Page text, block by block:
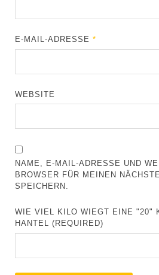
E-MAIL-ADRESSE*
WEBSITE
NAME, E-MAIL-ADRESSE UND
BROWSER FÜR MEINEN
SPEICHERN.
WIE VIEL KILO WIEGT EINE "20"
HANTEL (REQUIRED)